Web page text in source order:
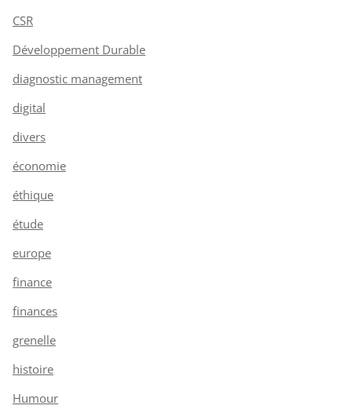
CSR
Développement Durable
diagnostic management
digital
divers
économie
éthique
étude
europe
finance
finances
grenelle
histoire
Humour